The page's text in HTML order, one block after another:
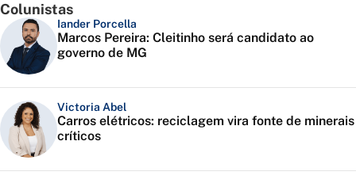
Colunistas
Iander Porcella
Marcos Pereira: Cleitinho será candidato ao
governo de MG
Victoria Abel
Carros elétricos: reciclagem vira fonte de minerais
críticos